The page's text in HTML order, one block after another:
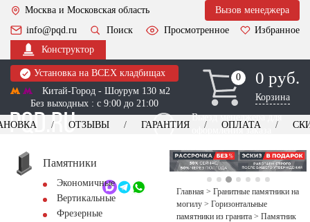
Москва и Московская область
Вызов менеджера
info@pqd.ru
Поиск Просмотренное
Избранное
Конструктор
Установка на ВСЕХ кладбищах
Китай-Город - Шоурум 130 м2
Без выходных : с 9:00 до 21:00
0
0 0 руб.
Корзина
Выезд менеджера для
оформления заказа
+7 (495) 518-44-23
Обратный звонок
ОТЗЫВЫ ГАРАНТИЯ ОПЛАТА
Памятники
Экономичные
Вертикальные
Фрезерные
Главная > Гранитные памятники на
могилу > Горизонтальные
памятники из гранита > Памятник